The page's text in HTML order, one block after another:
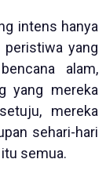
intens hanya
peristiwa yang
alam,
yang mereka
mereka
sehari-hari
semua.